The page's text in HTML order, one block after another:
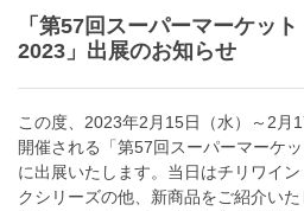
「第57回スーパーマーケッ
2023」出展のお知らせ
この度、2023年2月15日（水）～2月
開催される「第57回スーパーマーケ
に出展いたします。当日はチリワイ
クシリーズの他、新商品をご紹介い